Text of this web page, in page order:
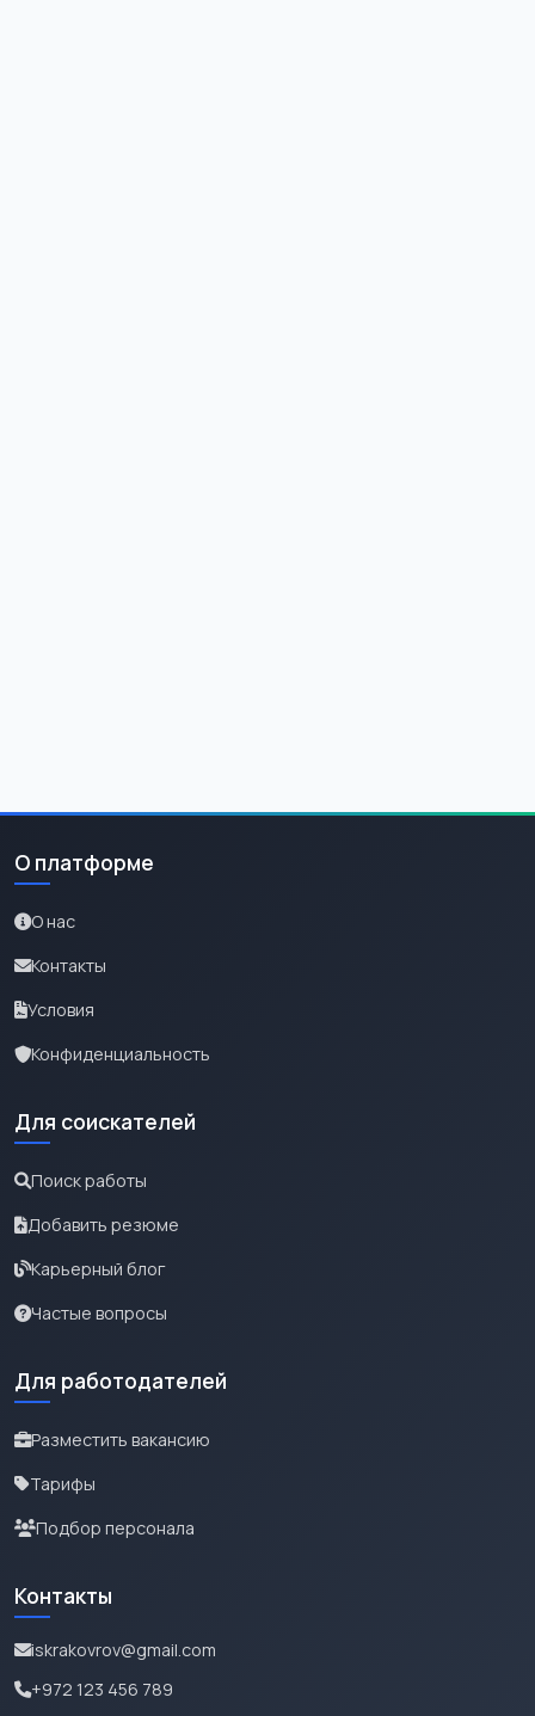
О платформе
О нас
Контакты
Условия
Конфиденциальность
Для соискателей
Поиск работы
Добавить резюме
Карьерный блог
Частые вопросы
Для работодателей
Разместить вакансию
Тарифы
Подбор персонала
Контакты
iskrakovrov@gmail.com
+972 123 456 789